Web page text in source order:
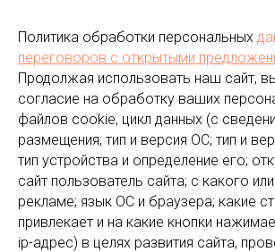
Политика обработки персональных
переговоров с открытыми
Продолжая использовать наш сайт,
согласие на обработку ваших
файлов cookie, цикл данных (с
размещения; тип и версия ОС; тип и
тип устройства и определение его;
сайт пользователь сайта; с какого
рекламе; язык ОС и браузера; какие
привлекает и на какие кнопки
ip-адрес) в целях развития сайта,